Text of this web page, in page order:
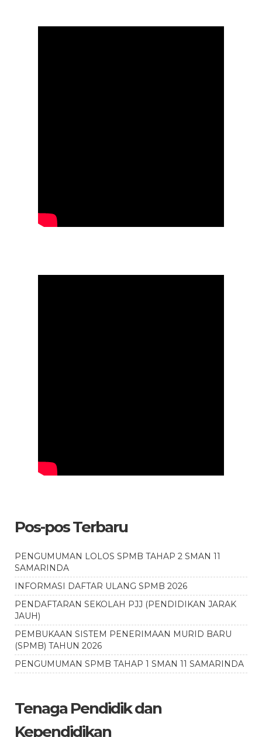
Pos-pos Terbaru
PENGUMUMAN LOLOS SPMB TAHAP 2 SMAN 11
SAMARINDA
INFORMASI DAFTAR ULANG SPMB 2026
PENDAFTARAN SEKOLAH PJJ (PENDIDIKAN JARAK
JAUH)
PEMBUKAAN SISTEM PENERIMAAN MURID BARU
(SPMB) TAHUN 2026
PENGUMUMAN SPMB TAHAP 1 SMAN 11 SAMARINDA
Tenaga Pendidik dan
Kependidikan